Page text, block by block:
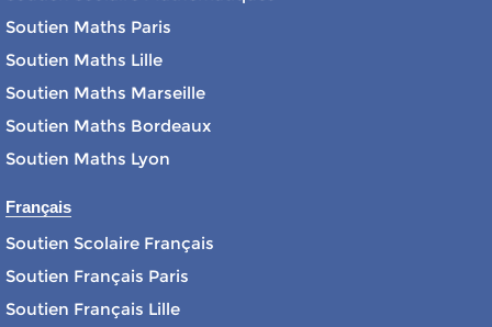
Soutien Maths Paris
Soutien Maths Lille
Soutien Maths Marseille
Soutien Maths Bordeaux
Soutien Maths Lyon
Français
Soutien Scolaire Français
Soutien Français Paris
Soutien Français Lille